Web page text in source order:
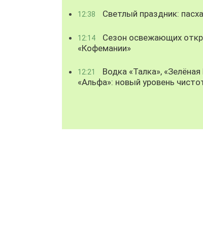
12:38 Светлый праздник:
12:14
Сезон освежающих
«Кофемании»
12:21
Водка «Талка»,
«Альфа»: новый уровень